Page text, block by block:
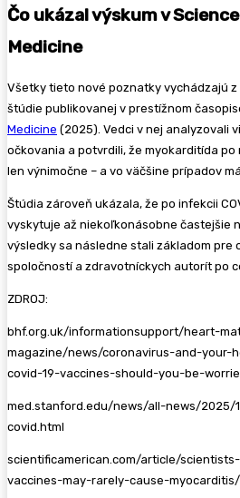
Čo ukázal výskum v
Medicine
Všetky tieto nové poznatky vychádzajú
štúdie publikovanej v prestížnom
Medicine (2025). Vedci v nej analyzovali
očkovania a potvrdili, že myokarditída po
len výnimočne – a vo väčšine prípadov
Štúdia zároveň ukázala, že po infekcii
vyskytuje až niekoľkonásobne častejšie
výsledky sa následne stali základom pre
spoločností a zdravotníckych autorít po
ZDROJ:
bhf.org.uk/informationsupport/heart-
magazine/news/coronavirus-and-your-
covid-19-vaccines-should-you-be-
med.stanford.edu/news/all-news/2025/
covid.html
scientificamerican.com/article/
vaccines-may-rarely-cause-myocarditis/